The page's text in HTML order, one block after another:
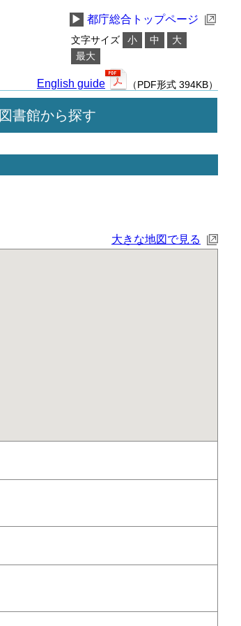
▶ 都庁総合トップページ
文字サイズ 小 中
大
最大
English guide （PDF形式 394KB）
図書館から探す
大きな地図で見る